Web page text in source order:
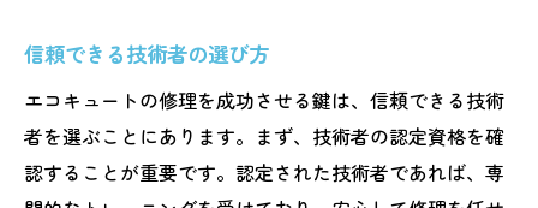
エコキュート修理後の長期的なコスト削減を実
現するためのアドバイス
効率的なエネルギー使用法
信頼できる技術者の選び方
エコキュートの修理を成功させる鍵は、信頼できる技術
者を選ぶことにあります。まず、技術者の認定資格を確
認することが重要です。認定された技術者であれば、専